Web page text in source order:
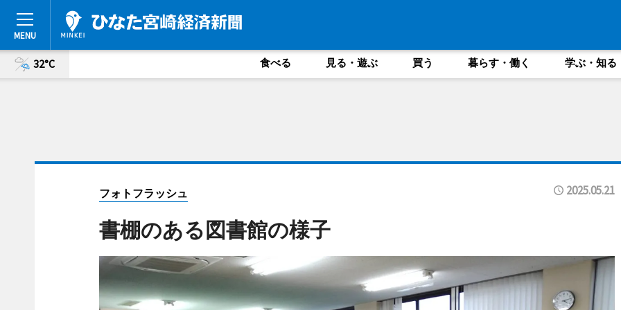
32°C 食べる 見る・遊ぶ 買う 暮らす・働く 学ぶ・知る
フォトフラッシュ 2025.05.21
書棚のある図書館の様子